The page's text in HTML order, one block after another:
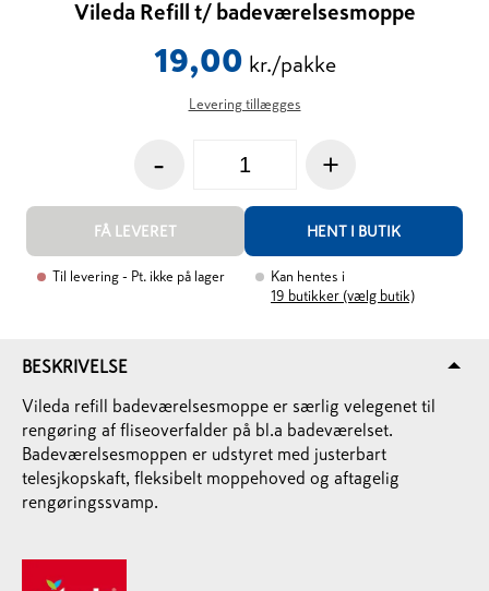
Vileda Refill t/ badeværelsesmoppe
19,00 kr./pakke
Levering tillægges
- +
FÅ LEVERET HENT I BUTIK
Til levering - Pt. ikke på lager
Kan hentes i
19 butikker (vælg butik)
BESKRIVELSE
Vileda refill badeværelsesmoppe er særlig velegenet til
rengøring af fliseoverfalder på bl.a badeværelset.
Badeværelsesmoppen er udstyret med justerbart
telesjkopskaft, fleksibelt moppehoved og aftagelig
rengøringssvamp.